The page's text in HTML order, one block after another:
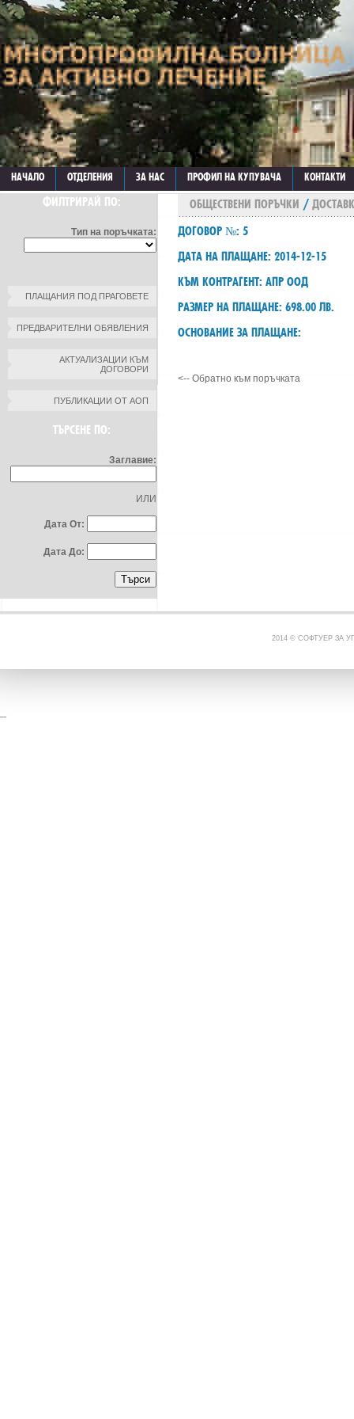
НАЧАЛО ОТДЕЛЕНИЯ ЗА НАС ПРОФИЛ НА КУПУВАЧА КОНТАКТИ
ФИЛТРИРАЙ ПО:
Тип на поръчката:
ПЛАЩАНИЯ ПОД ПРАГОВЕТЕ
ПРЕДВАРИТЕЛНИ ОБЯВЛЕНИЯ
АКТУАЛИЗАЦИИ КЪМ
ДОГОВОРИ
ПУБЛИКАЦИИ ОТ АОП
ТЪРСЕНЕ ПО:
Заглавие:
ИЛИ
Дата От:
Дата До:
ОБЩЕСТВЕНИ ПОРЪЧКИ /
ДОГОВОР №: 5
ДАТА НА ПЛАЩАНЕ: 2014-12-15
КЪМ КОНТРАГЕНТ: АПР ООД
РАЗМЕР НА ПЛАЩАНЕ: 698.00 ЛВ.
ОСНОВАНИЕ ЗА ПЛАЩАНЕ:
<-- Обратно към поръчката
2014 © СОФТУЕР ЗА